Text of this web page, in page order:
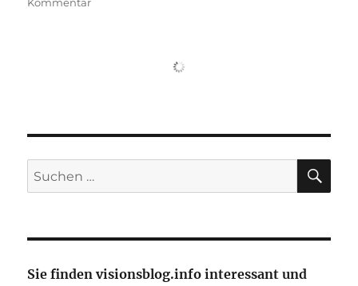
Suche
nach:
Sie finden visionsblog.info interessant und